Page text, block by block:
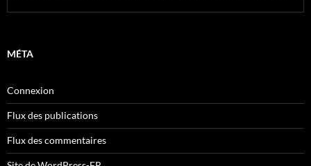
MÉTA
Connexion
Flux des publications
Flux des commentaires